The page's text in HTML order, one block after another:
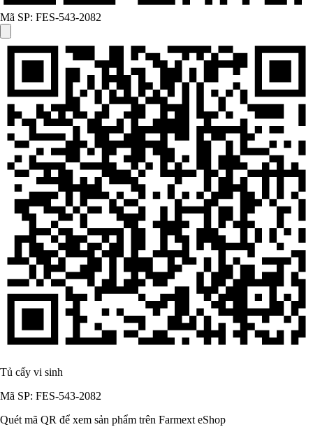
Mã SP: FES-543-2082
Tủ cấy vi sinh
Mã SP: FES-543-2082
Quét mã QR để xem sản phẩm trên Farmext eShop